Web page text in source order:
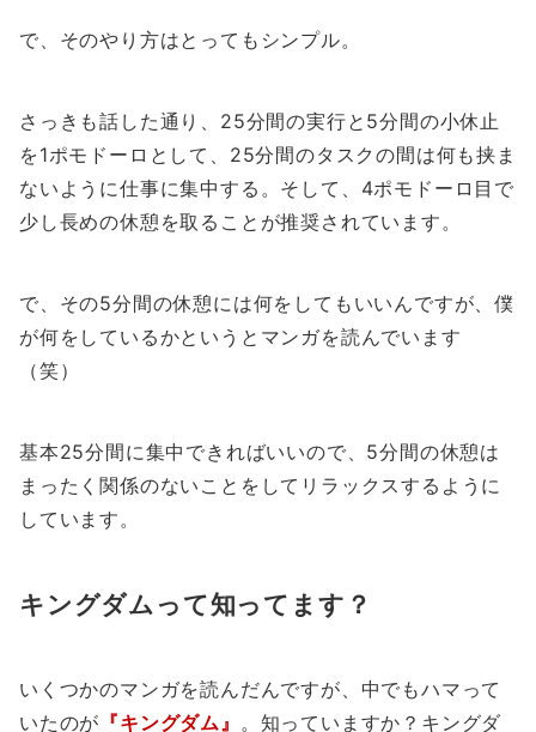
で、そのやり方はとってもシンプル。
さっきも話した通り、25分間の実行と5分間の小休止
を1ポモドーロとして、25分間のタスクの間は何も挟ま
ないように仕事に集中する。そして、4ポモドーロ目で
少し長めの休憩を取ることが推奨されています。
で、その5分間の休憩には何をしてもいいんですが、僕
が何をしているかというとマンガを読んでいます
（笑）
基本25分間に集中できればいいので、5分間の休憩は
まったく関係のないことをしてリラックスするように
しています。
キングダムって知ってます？
いくつかのマンガを読んだんですが、中でもハマって
いたのが 『キングダム』 。知っていますか？キングダ